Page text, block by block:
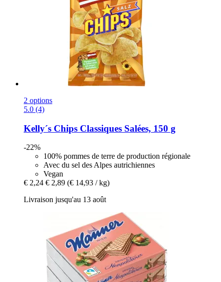
2 options
5.0 (4)
Kelly´s Chips Classiques Salées, 150 g
-22%
100% pommes de terre de production régionale
Avec du sel des Alpes autrichiennes
Vegan
€ 2,24 € 2,89 (€ 14,93 / kg)
Livraison jusqu'au 13 août